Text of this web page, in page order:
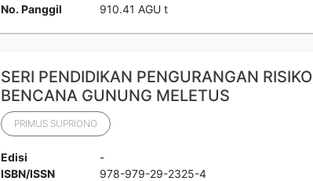
No. Panggil
910.41 AGU t
SERI PENDIDIKAN PENGURANGAN RISIKO
BENCANA GUNUNG MELETUS
PRIMUS SUPRIONO
Edisi
-
ISBN/ISSN
978-979-29-2325-4